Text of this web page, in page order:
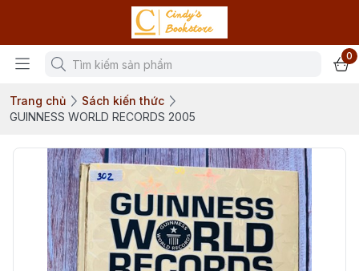
0
Trang chủ
Sách kiến thức
GUINNESS WORLD RECORDS 2005